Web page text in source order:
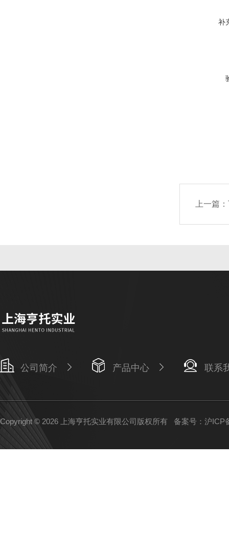
补
上一篇：
公司简介 产品中心 联系
Copyright © 2026 上海亨托实业有限公司版权所有 备案号：沪ICP